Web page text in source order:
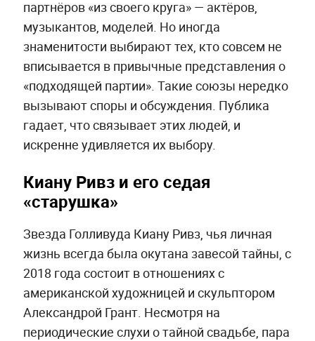
партнёров «из своего круга» — актёров,
музыкантов, моделей. Но иногда
знаменитости выбирают тех, кто совсем не
вписывается в привычные представления о
«подходящей партии». Такие союзы нередко
вызывают споры и обсуждения. Публика
гадает, что связывает этих людей, и
искренне удивляется их выбору.
Киану Ривз и его седая
«старушка»
Звезда Голливуда Киану Ривз, чья личная
жизнь всегда была окутана завесой тайны, с
2018 года состоит в отношениях с
американской художницей и скульптором
Александрой Грант. Несмотря на
периодические слухи о тайной свадьбе, пара